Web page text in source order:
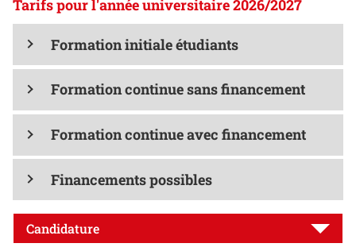
Tarifs pour l'année universitaire 2026/2027
Formation initiale étudiants
Formation continue sans financement
Formation continue avec financement
Financements possibles
Candidature